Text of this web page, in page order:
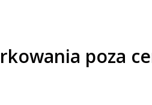
poza